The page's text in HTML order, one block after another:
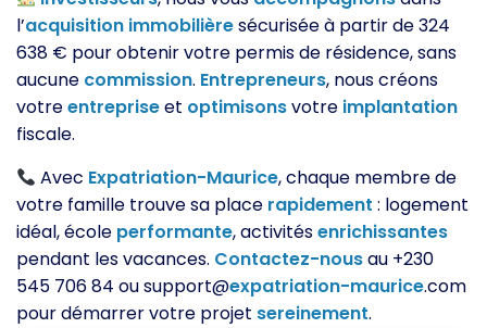
l’acquisition immobilièresécurisée à partir de 324
638 € pour obtenir votre permis de résidence, sans
aucune commission. Entrepreneurs, nous créons
votreentrepriseet optimisonsvotre implantation
fiscale.
Avec Expatriation-Maurice, chaque membre de
votre famille trouve sa place rapidement : logement
idéal, école performante, activitésenrichissantes
pendant les vacances. Contactez-nousau +230
545 706 84 ou support@expatriation-maurice.com
pour démarrer votre projet sereinement.